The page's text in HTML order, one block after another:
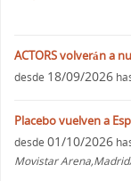
ACTORS volverán a
desde 18/09/2026
Placebo vuelven a
desde 01/10/2026
Movistar